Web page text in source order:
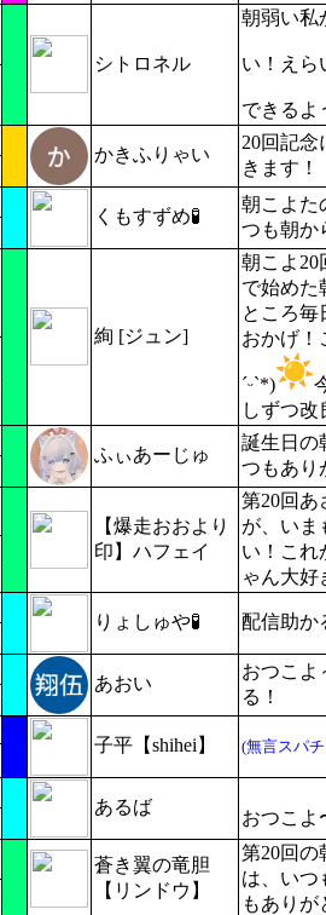
シトロネル
朝弱い私
い！えら
できるよ
かきふりゃい
20回記
きます！
くもすずめ🧪
朝こよた
つも朝か
絢 [ジュン]
朝こよ20
で始めた
ところ毎
おかげ！
ˊᵕˋ*)
しずつ
ふぃあーじゅ
誕生日の
つもあり
​【爆走おおより
印】ハフェイ
第20回あ
が、いま
い！これ
ゃん大好
りょしゅや🧪 配信助か
あおい
おつこよ
る！
子平【shihei】 (無言スパ
あるば
おつこよ
蒼き翼の竜胆
【リンドウ】
第20回の
は、いつ
もありが